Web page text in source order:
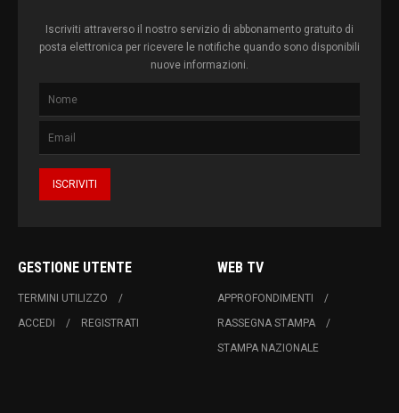
Iscriviti attraverso il nostro servizio di abbonamento gratuito di
posta elettronica per ricevere le notifiche quando sono disponibili
nuove informazioni.
GESTIONE UTENTE
TERMINI UTILIZZO
ACCEDI
REGISTRATI
WEB TV
APPROFONDIMENTI
RASSEGNA STAMPA
STAMPA NAZIONALE